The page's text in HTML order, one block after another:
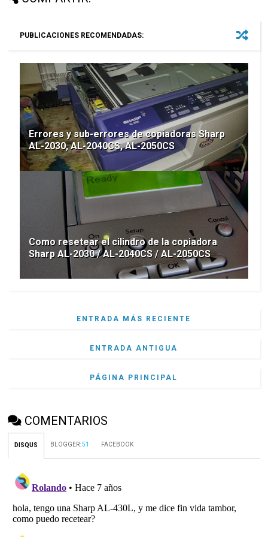
PUBLICACIONES RECOMENDADAS:
Errores y sub-errores de copiadoras Sharp
AL-2030, AL-2040CS, AL-2050CS
Como resetear el cilindro de la copiadora
Sharp AL-2030 / AL-2040CS / AL-2050CS
ENTRADA MÁS RECIENTE
ENTRADA ANTIGUA
PÁGINA PRINCIPAL
COMENTARIOS
DISQUS BLOGGER:51 FACEBOOK